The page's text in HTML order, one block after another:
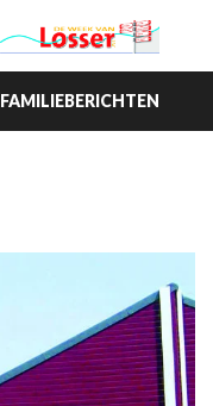
FAMILIEBERICHTEN